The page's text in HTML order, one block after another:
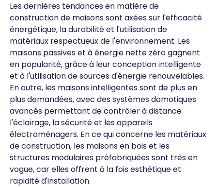
Les dernières tendances en matière de
construction de maisons sont axées sur l'efficacité
énergétique, la durabilité et l'utilisation de
matériaux respectueux de l'environnement. Les
maisons passives et à énergie nette zéro gagnent
en popularité, grâce à leur conception intelligente
et à l'utilisation de sources d'énergie renouvelables.
En outre, les maisons intelligentes sont de plus en
plus demandées, avec des systèmes domotiques
avancés permettant de contrôler à distance
l'éclairage, la sécurité et les appareils
électroménagers. En ce qui concerne les matériaux
de construction, les maisons en bois et les
structures modulaires préfabriquées sont très en
vogue, car elles offrent à la fois esthétique et
rapidité d'installation.